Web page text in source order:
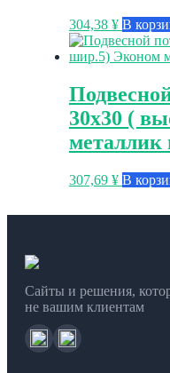
304,38 ¥ В
30х30 (
металлик
307,69 ¥ В
Сайты и решения,
не вашим клиентам